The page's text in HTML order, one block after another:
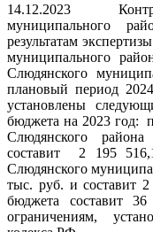
14.12.2023
муниципального
результатам
муниципального
Слюдянского
плановый период
установлены
бюджета на 2023 год:
Слюдянского
составит 2 195
Слюдянского
тыс. руб. и составит
бюджета составит
ограничениям,